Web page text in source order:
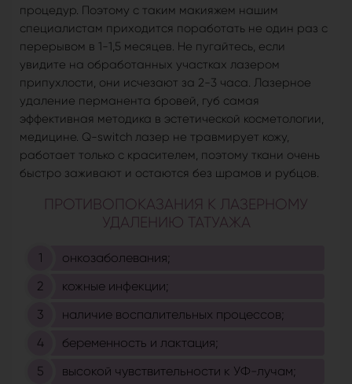
процедур. Поэтому с таким макияжем нашим
специалистам приходится поработать не один раз с
перерывом в 1-1,5 месяцев. Не пугайтесь, если
увидите на обработанных участках лазером
припухлости, они исчезают за 2-3 часа. Лазерное
удаление перманента бровей, губ самая
эффективная методика в эстетической косметологии,
медицине. Q-switch лазер не травмирует кожу,
работает только с красителем, поэтому ткани очень
быстро заживают и остаются без шрамов и рубцов.
ПРОТИВОПОКАЗАНИЯ К ЛАЗЕРНОМУ
УДАЛЕНИЮ ТАТУАЖА
онкозаболевания;
кожные инфекции;
наличие воспалительных процессов;
беременность и лактация;
высокой чувствительности к УФ-лучам;